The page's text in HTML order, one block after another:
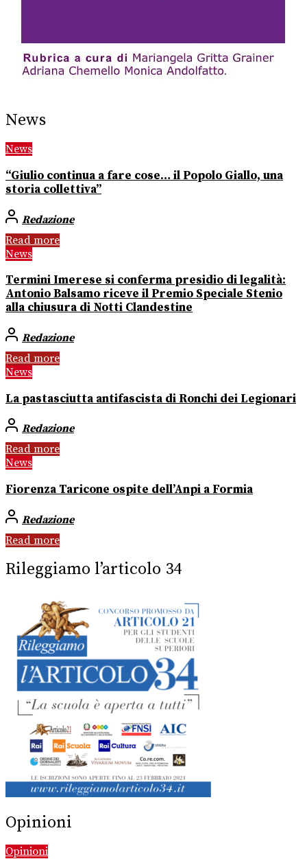
News
News
“Giulio continua a fare cose… il Popolo Giallo, una
storia collettiva”
Redazione
Read more
News
Termini Imerese si conferma presidio di legalità:
Antonio Balsamo riceve il Premio Speciale Stenio
alla chiusura di Notti Clandestine
Redazione
Read more
News
La pastasciutta antifascista di Ronchi dei Legionari
Redazione
Read more
News
Fiorenza Taricone ospite dell’Anpi a Formia
Redazione
Read more
Rileggiamo l’articolo 34
Opinioni
Opinioni